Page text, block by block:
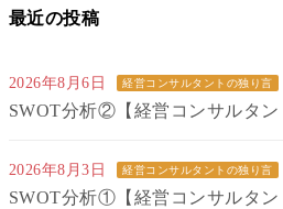
最近の投稿
2026年8月6日 経営コンサルタントの独り言
SWOT分析②【経営コンサルタン
2026年8月3日 経営コンサルタントの独り言
SWOT分析①【経営コンサルタン